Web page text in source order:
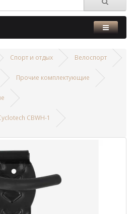
Спорт и отдых Велоспорт
Прочие комплектующие
CBWH-1